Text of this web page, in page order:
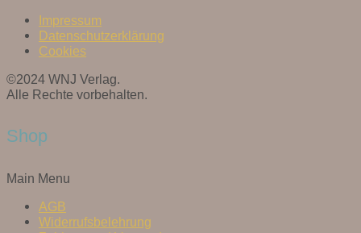
Impressum
Datenschutzerklärung
Cookies
©2024 WNJ Verlag.
Alle Rechte vorbehalten.
Shop
Main Menu
AGB
Widerrufsbelehrung